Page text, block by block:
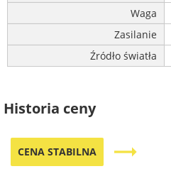
Waga
Zasilanie
Źródło światła
Historia ceny
CENA STABILNA trending_flat